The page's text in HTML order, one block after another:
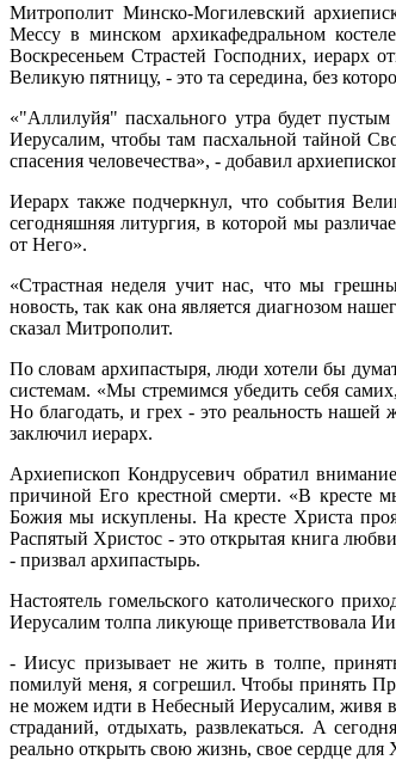
Митрополит Минско-Могилевский
Мессу в минском архикафедральном
Воскресеньем Страстей Господних,
Великую пятницу, - это та середина, без
«"Аллилуйя" пасхального утра будет
Иерусалим, чтобы там пасхальной тайной
спасения человечества», - добавил
Иерарх также подчеркнул, что события
сегодняшняя литургия, в которой мы
от Него».
«Страстная неделя учит нас, что мы
новость, так как она является диагнозом
сказал Митрополит.
По словам архипастыря, люди хотели бы
системам. «Мы стремимся убедить себя
Но благодать, и грех - это реальность нашей
заключил иерарх.
Архиепископ Кондрусевич обратил
причиной Его крестной смерти. «В кресте
Божия мы искуплены. На кресте Христа
Распятый Христос - это открытая книга
- призвал архипастырь.
Настоятель гомельского католического
Иерусалим толпа ликующе приветствовала
- Иисус призывает не жить в толпе,
помилуй меня, я согрешил. Чтобы принять
не можем идти в Небесный Иерусалим, живя в
страданий, отдыхать, развлекаться. А
реально открыть свою жизнь, свое сердце